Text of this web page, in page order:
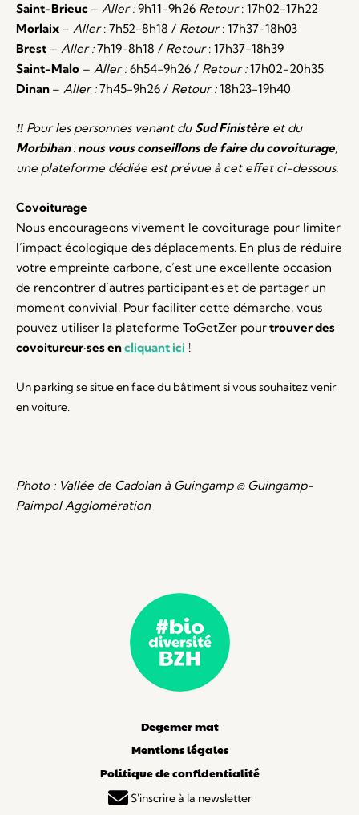
Saint-Brieuc – Aller :9h11-9h26 Retour: 17h02-17h22
Morlaix – Aller: 7h52-8h18 / Retour: 17h37-18h03
Brest – Aller :7h19-8h18 / Retour: 17h37-18h39
Saint-Malo – Aller :6h54-9h26 / Retour :17h02-20h35
Dinan – Aller :7h45-9h26 / Retour :18h23-19h40
‼ Pour les personnes venant duSud Finistère et du
Morbihan:nous vous conseillons de faire du covoiturage,
une plateforme dédiée est prévue à cet effet ci-dessous.
Covoiturage
Nous encourageons vivement le covoiturage pour limiter
l’impact écologique des déplacements. En plus de réduire
votre empreinte carbone, c’est une excellente occasion
de rencontrer d’autres participant·es et de partager un
moment convivial. Pour faciliter cette démarche, vous
pouvez utiliser la plateforme ToGetZer pourtrouver des
covoitureur·ses encliquant ici !
Un parking se situe en face du bâtiment si vous souhaitez venir
en voiture.
Photo : Vallée de Cadolan à Guingamp © Guingamp-
Paimpol Agglomération
Degemer mat
Mentions légales
Politique de confidentialité
S'inscrire à la newsletter